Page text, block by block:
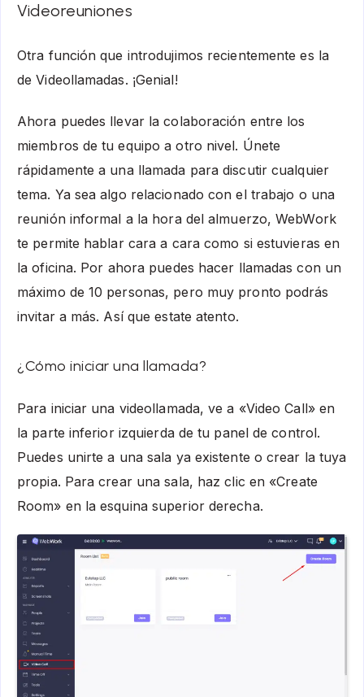
Videoreuniones
Otra función que introdujimos recientemente es la
de Videollamadas. ¡Genial!
Ahora puedes llevar la colaboración entre los
miembros de tu equipo a otro nivel. Únete
rápidamente a una llamada para discutir cualquier
tema. Ya sea algo relacionado con el trabajo o una
reunión informal a la hora del almuerzo, WebWork
te permite hablar cara a cara como si estuvieras en
la oficina. Por ahora puedes hacer llamadas con un
máximo de 10 personas, pero muy pronto podrás
invitar a más. Así que estate atento.
¿Cómo iniciar una llamada?
Para iniciar una videollamada, ve a «Video Call» en
la parte inferior izquierda de tu panel de control.
Puedes unirte a una sala ya existente o crear la tuya
propia. Para crear una sala, haz clic en «Create
Room» en la esquina superior derecha.